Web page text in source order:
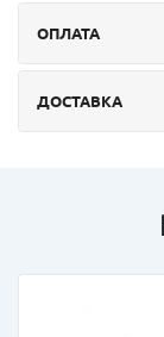
ОПЛАТА
ДОСТАВКА